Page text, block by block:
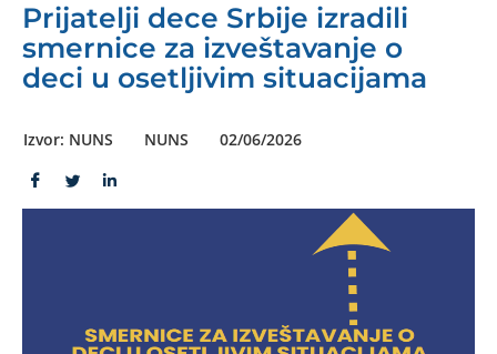
Prijatelji dece Srbije izradili
smernice za izveštavanje o
deci u osetljivim situacijama
Izvor: NUNS NUNS 02/06/2026